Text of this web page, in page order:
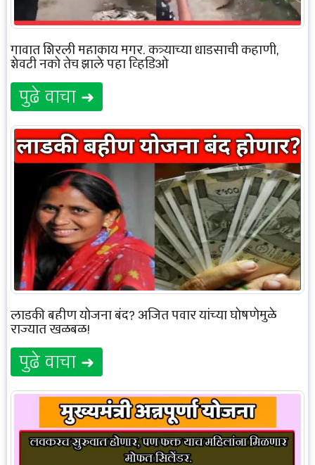
गावात शिरली महाकाय मगर, कुत्र्याच्या धाडसाची कहाणी,
शेवटी नको तेच झाले पहा व्हिडिओ
पुढे वाचा ➜
लाडकी बहीण योजना बंद? अजित पवार यांच्या घोषणेमुळे
राज्यात खळबळ!
पुढे वाचा ➜